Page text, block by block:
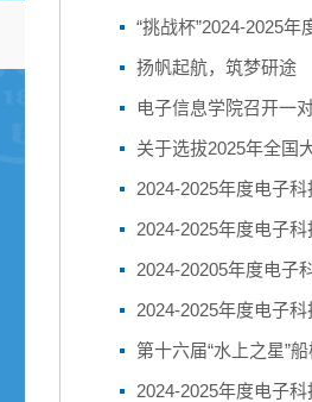
“挑战杯”2024-2025
扬帆起航，筑梦研途
电子信息学院召开一
关于选拔2025年全国
2024-2025年度电子
2024-2025年度电子
2024-20205年度电子
2024-2025年度电子
第十六届“水上之星”
2024-2025年度电子